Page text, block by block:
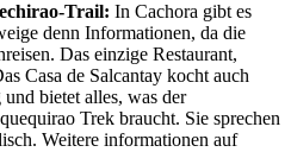
Trail: In Cachora gibt es
denn Informationen, da die
Das einzige Restaurant,
Casa de Salcantay kocht auch
bietet alles, was der
Trek braucht. Sie sprechen
Weitere informationen auf